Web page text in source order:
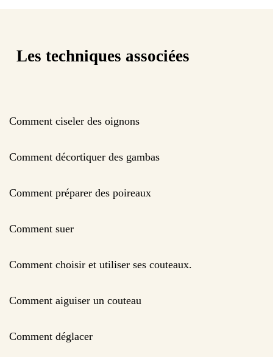
Les techniques associées
Comment ciseler des oignons
Comment décortiquer des gambas
Comment préparer des poireaux
Comment suer
Comment choisir et utiliser ses couteaux.
Comment aiguiser un couteau
Comment déglacer